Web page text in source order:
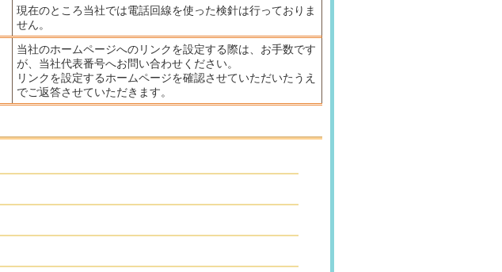
現在のところ当社では電話回線を使った検針は行っておりま
せん。
当社のホームページへのリンクを設定する際は、お手数です
が、当社代表番号へお問い合わせください。
リンクを設定するホームページを確認させていただいたうえ
でご返答させていただきます。